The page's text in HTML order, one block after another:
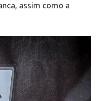
assim como a